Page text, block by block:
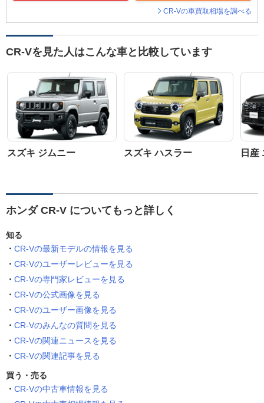
CR-Vの車買取相場を調べる
CR-Vを見た人はこんな車と比較しています
スズキ ジムニー スズキ ハスラー 日産
ホンダ CR-V についてもっと詳しく
知る
CR-Vの最新モデルの情報を見る
CR-Vのユーザーレビューを見る
CR-Vの専門家レビューを見る
CR-Vの公式画像を見る
CR-Vのユーザー画像を見る
CR-Vのみんなの質問を見る
CR-Vの関連ニュースを見る
CR-Vの関連記事を見る
買う・売る
CR-Vの中古車情報を見る